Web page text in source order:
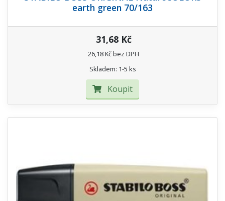
earth green 70/163
31,68 Kč
26,18 Kč bez DPH
Skladem: 1-5 ks
Koupit